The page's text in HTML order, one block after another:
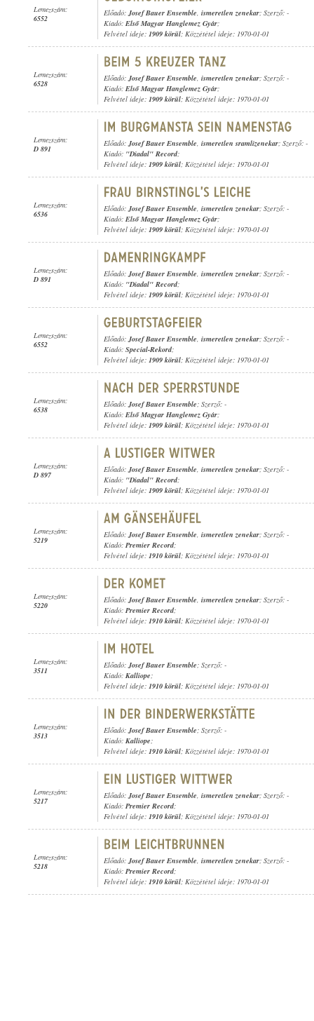
Lemezszám:
6552
Előadó:Josef Bauer Ensemble, ismeretlen zenekar; Szerző: -
Kiadó: Első Magyar Hanglemez Gyár;
Felvétel ideje: 1909 körül; Közzététel ideje: 1970-01-01
Lemezszám:
6528
Előadó:Josef Bauer Ensemble, ismeretlen zenekar; Szerző: -
Kiadó: Első Magyar Hanglemez Gyár;
Felvétel ideje: 1909 körül; Közzététel ideje: 1970-01-01
Lemezszám:
D 891
Előadó:Josef Bauer Ensemble, ismeretlen sramlizenekar; Szerző: -
Kiadó: "Diadal" Record;
Felvétel ideje: 1909 körül; Közzététel ideje: 1970-01-01
Lemezszám:
6536
Előadó:Josef Bauer Ensemble, ismeretlen zenekar; Szerző: -
Kiadó: Első Magyar Hanglemez Gyár;
Felvétel ideje: 1909 körül; Közzététel ideje: 1970-01-01
Lemezszám:
D 891
Előadó:Josef Bauer Ensemble, ismeretlen zenekar; Szerző: -
Kiadó: "Diadal" Record;
Felvétel ideje: 1909 körül; Közzététel ideje: 1970-01-01
Lemezszám:
6552
Előadó:Josef Bauer Ensemble, ismeretlen zenekar; Szerző: -
Kiadó: Special-Rekord;
Felvétel ideje: 1909 körül; Közzététel ideje: 1970-01-01
Lemezszám:
6538
Előadó:Josef Bauer Ensemble; Szerző: -
Kiadó: Első Magyar Hanglemez Gyár;
Felvétel ideje: 1909 körül; Közzététel ideje: 1970-01-01
Lemezszám:
D 897
Előadó:Josef Bauer Ensemble, ismeretlen zenekar; Szerző: -
Kiadó: "Diadal" Record;
Felvétel ideje: 1909 körül; Közzététel ideje: 1970-01-01
Lemezszám:
5219
Előadó:Josef Bauer Ensemble, ismeretlen zenekar; Szerző: -
Kiadó: Premier Record;
Felvétel ideje: 1910 körül; Közzététel ideje: 1970-01-01
Lemezszám:
5220
Előadó:Josef Bauer Ensemble, ismeretlen zenekar; Szerző: -
Kiadó: Premier Record;
Felvétel ideje: 1910 körül; Közzététel ideje: 1970-01-01
Lemezszám:
3511
Előadó:Josef Bauer Ensemble; Szerző: -
Kiadó: Kalliope;
Felvétel ideje: 1910 körül; Közzététel ideje: 1970-01-01
Lemezszám:
3513
Előadó:Josef Bauer Ensemble; Szerző: -
Kiadó: Kalliope;
Felvétel ideje: 1910 körül; Közzététel ideje: 1970-01-01
Lemezszám:
5217
Előadó:Josef Bauer Ensemble, ismeretlen zenekar; Szerző: -
Kiadó: Premier Record;
Felvétel ideje: 1910 körül; Közzététel ideje: 1970-01-01
Lemezszám:
5218
Előadó:Josef Bauer Ensemble, ismeretlen zenekar; Szerző: -
Kiadó: Premier Record;
Felvétel ideje: 1910 körül; Közzététel ideje: 1970-01-01